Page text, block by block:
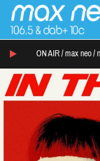
ON AIR / max neo /